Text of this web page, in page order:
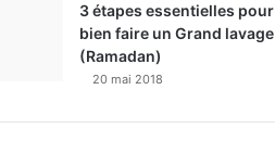
3 étapes essentielles pour
bien faire un Grand lavage
(Ramadan)
20 mai 2018